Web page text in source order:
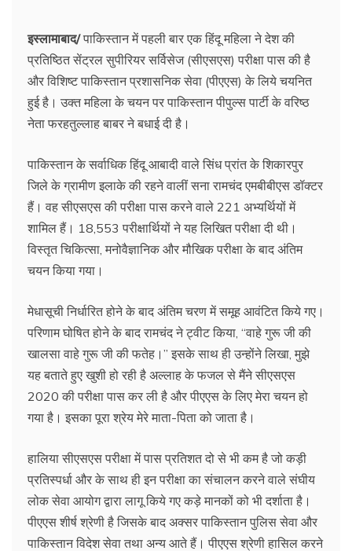
इस्लामाबाद/पाकिस्तान में पहली बार एक हिंदू महिला ने देश की
प्रतिष्ठित सेंट्रल सुपीरियर सर्विसेज (सीएसएस) परीक्षा पास की है
और विशिष्ट पाकिस्तान प्रशासनिक सेवा (पीएएस) के लिये चयनित
हुई है। उक्त महिला के चयन पर पाकिस्तान पीपुल्स पार्टी के वरिष्ठ
नेता फरहतुल्लाह बाबर ने बधाई दी है।
पाकिस्तान के सर्वाधिक हिंदू आबादी वाले सिंध प्रांत के शिकारपुर
जिले के ग्रामीण इलाके की रहने वालीं सना रामचंद एमबीबीएस डॉक्टर
हैं। वह सीएसएस की परीक्षा पास करने वाले 221 अभ्यर्थियों में
शामिल हैं। 18,553 परीक्षार्थियों ने यह लिखित परीक्षा दी थी।
विस्तृत चिकित्सा, मनोवैज्ञानिक और मौखिक परीक्षा के बाद अंतिम
चयन किया गया।
मेधासूची निर्धारित होने के बाद अंतिम चरण में समूह आवंटित किये गए।
परिणाम घोषित होने के बाद रामचंद ने ट्वीट किया, ‘‘वाहे गुरू जी की
खालसा वाहे गुरू जी की फतेह।’’ इसके साथ ही उन्होंने लिखा, मुझे
यह बताते हुए खुशी हो रही है अल्लाह के फजल से मैंने सीएसएस
2020 की परीक्षा पास कर ली है और पीएएस के लिए मेरा चयन हो
गया है। इसका पूरा श्रेय मेरे माता-पिता को जाता है।
हालिया सीएसएस परीक्षा में पास प्रतिशत दो से भी कम है जो कड़ी
प्रतिस्पर्धा और के साथ ही इन परीक्षा का संचालन करने वाले संघीय
लोक सेवा आयोग द्वारा लागू किये गए कड़े मानकों को भी दर्शाता है।
पीएएस शीर्ष श्रेणी है जिसके बाद अक्सर पाकिस्तान पुलिस सेवा और
पाकिस्तान विदेश सेवा तथा अन्य आते हैं। पीएएस श्रेणी हासिल करने